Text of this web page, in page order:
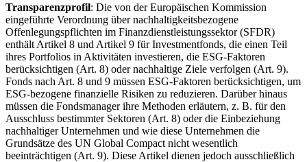
Transparenzprofil: Die von der Europäischen Kommission
eingeführte Verordnung über nachhaltigkeitsbezogene
Offenlegungspflichten im Finanzdienstleistungssektor (SFDR)
enthält Artikel 8 und Artikel 9 für Investmentfonds, die einen Teil
ihres Portfolios in Aktivitäten investieren, die ESG-Faktoren
berücksichtigen (Art. 8) oder nachhaltige Ziele verfolgen (Art. 9).
Fonds nach Art. 8 und 9 müssen ESG-Faktoren berücksichtigen, um
ESG-bezogene finanzielle Risiken zu reduzieren. Darüber hinaus
müssen die Fondsmanager ihre Methoden erläutern, z. B. für den
Ausschluss bestimmter Sektoren (Art. 8) oder die Einbeziehung
nachhaltiger Unternehmen und wie diese Unternehmen die
Grundsätze des UN Global Compact nicht wesentlich
beeinträchtigen (Art. 9). Diese Artikel dienen jedoch ausschließlich